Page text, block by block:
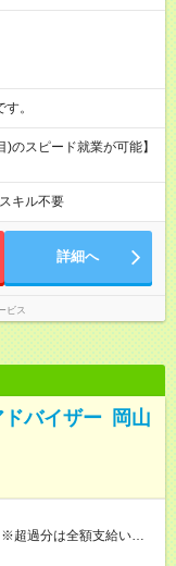
す。
のスピード就業が可能】
キル不要
詳細へ
ビス
ドバイザー 岡山
超過分は全額支給いたし
し残業時間 26時間／月